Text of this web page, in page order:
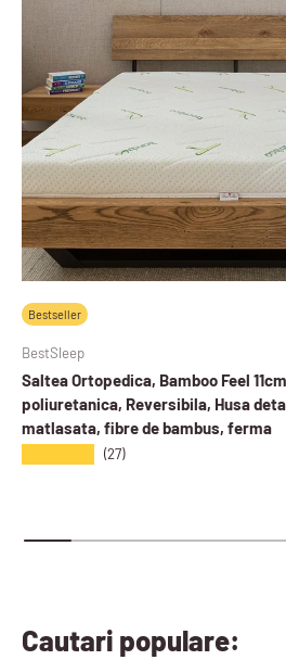
Bestseller
BestSleep
Saltea Ortopedica, Bamboo Feel
poliuretanica, Reversibila, Husa
matlasata, fibre de bambus, ferma
(27)
Cautari populare: